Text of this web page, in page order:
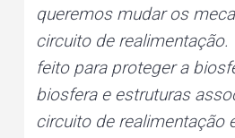
queremos mudar os
circuito de
feito para proteger a
biosfera e estruturas
circuito de realimentação